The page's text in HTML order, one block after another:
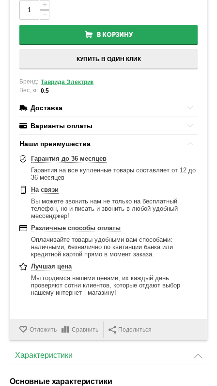
+
−
В КОРЗИНУ
КУПИТЬ В ОДИН КЛИК
Бренд: Таврида Электрик
Вес, кг: 0.5
Доставка
Варианты оплаты
Наши преимушества
Гарантия до 36 месяцев
Гарантия на все купленные товары составляет от 12 до
36 месяцев
На связи
Вы можете звонить нам не только на бесплатный
телефон, но и писать и звонить в любой удобный
мессенджер!
Различные способы оплаты
Оплачивайте товары удобными вам способами:
наличными, безналично по квитанции банка или
кредитной картой прямо в момент заказа.
Лучшая цена
Мы гордимся нашими ценами, их каждый день
проверяют сотни клиентов, которые отдают выбор
нашему интернет - магазину!
Отложить Сравнить Поделиться
Характеристики
Основные характеристики